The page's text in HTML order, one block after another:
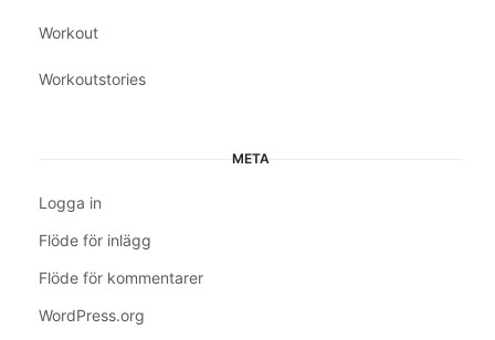
Workout
Workoutstories
META
Logga in
Flöde för inlägg
Flöde för kommentarer
WordPress.org